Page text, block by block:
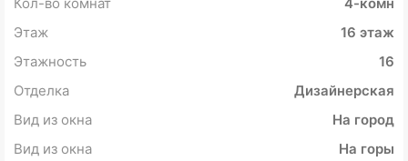
Кол-во комнат
4-комн
Этаж
16 этаж
Этажность
16
Отделка
Дизайнерская
Вид из окна
На город
Вид из окна
На горы